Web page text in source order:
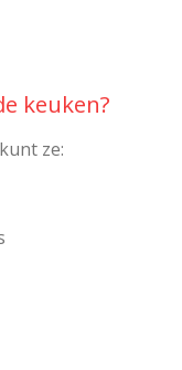
keuken?
ze: